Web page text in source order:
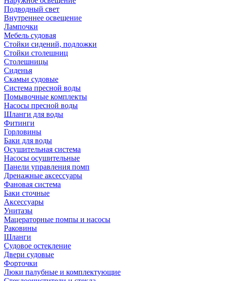
Подводный свет
Внутреннее освещение
Лампочки
Мебель судовая
Стойки сидений, подложки
Стойки столешниц
Столешницы
Сиденья
Скамьи судовые
Система пресной воды
Помывочные комплекты
Насосы пресной воды
Шланги для воды
Фитинги
Горловины
Баки для воды
Осушительная система
Насосы осушительные
Панели управления помп
Дренажные аксессуары
Фановая система
Баки сточные
Аксессуары
Унитазы
Мацераторные помпы и насосы
Раковины
Шланги
Судовое остекление
Двери судовые
Форточки
Люки палубные и комплектующие